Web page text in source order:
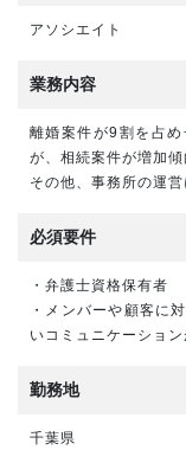
アソシエイト
業務内容
離婚案件が9割を占
が、相続案件が増加
その他、事務所の運営
必須要件
・弁護士資格保有者
・メンバーや顧客に
いコミュニケーショ
勤務地
千葉県